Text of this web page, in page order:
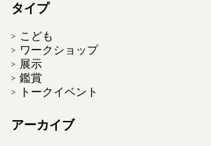
タイプ
こども
ワークショップ
展示
鑑賞
トークイベント
アーカイブ